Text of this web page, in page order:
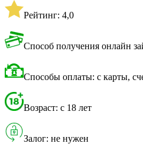
Рейтинг: 4,0
Способ получения онлайн
Способы оплаты: с карты,
Возраст: с 18 лет
Залог: не нужен